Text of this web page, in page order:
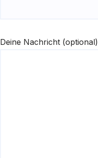
Deine Nachricht (optional)